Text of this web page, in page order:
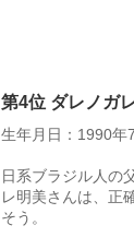
第4位 ダレノガ
生年月日：1990年
日系ブラジル人の
レ明美さんは、正
そう。